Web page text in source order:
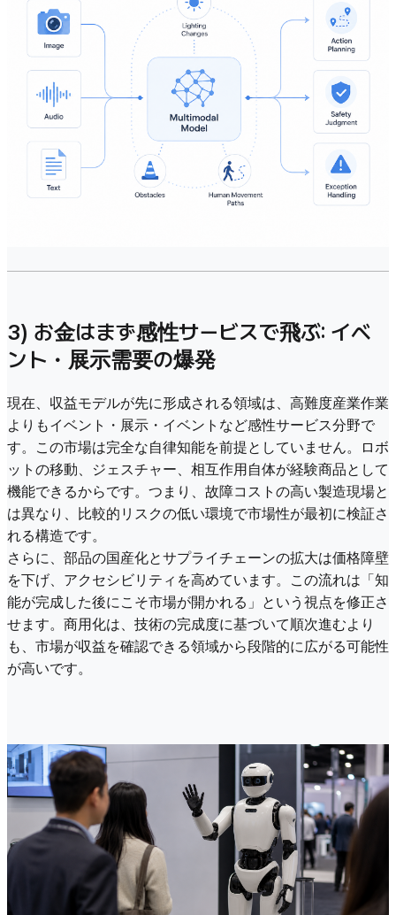
3) お金はまず感性サービスで飛ぶ: イベ
ント・展示需要の爆発
現在、収益モデルが先に形成される領域は、高難度産業作業
よりもイベント・展示・イベントなど感性サービス分野で
す。この市場は完全な自律知能を前提としていません。ロボ
ットの移動、ジェスチャー、相互作用自体が経験商品として
機能できるからです。つまり、故障コストの高い製造現場と
は異なり、比較的リスクの低い環境で市場性が最初に検証さ
れる構造です。
さらに、部品の国産化とサプライチェーンの拡大は価格障壁
を下げ、アクセシビリティを高めています。この流れは「知
能が完成した後にこそ市場が開かれる」という視点を修正さ
せます。商用化は、技術の完成度に基づいて順次進むより
も、市場が収益を確認できる領域から段階的に広がる可能性
が高いです。